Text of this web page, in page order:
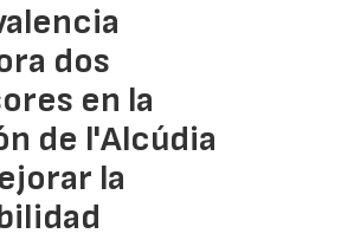
dos
en la
de l'Alcúdia
la